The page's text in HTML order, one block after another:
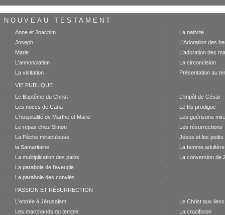
NOUVEAU TESTAMENT
Anne et Joachim
Joseph
Marie
L'annonciation
La visitation
La nativité
L'Adoration des
L'adoration des
La circoncision
Présentation au
VIE PUBLIQUE
Le Baptême du Christ
Les noces de Cana
L'hospitalité de Marthe et Marie
Le repas chez Simon
La Pêche miraculeuse
la Samaritaine
La mulitiplication des pains
La parabole de l'aveugle
La parabole des conviés
L'impôt de César
Le fils prodigue
Les guérisons
Les résurrections
Jésus et les petits
La femme adultère
La conversion de
PASSION ET RÉSURRECTION
L'entrée à Jérusalem
Les marchands du temple
Le Christ aux liens
La crucifixion